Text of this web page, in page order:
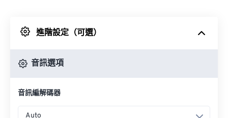
來自 Google 雲端硬碟
進階設定（可選）
音訊選項
音訊編解碼器
Auto